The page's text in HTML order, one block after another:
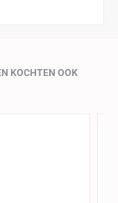
KOCHTEN OOK